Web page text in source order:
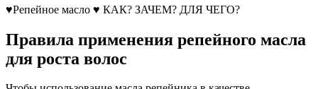
♥Репейное масло ♥ КАК? ЗАЧЕМ? ДЛЯ ЧЕГО?
Правила применения репейного масла
для роста волос